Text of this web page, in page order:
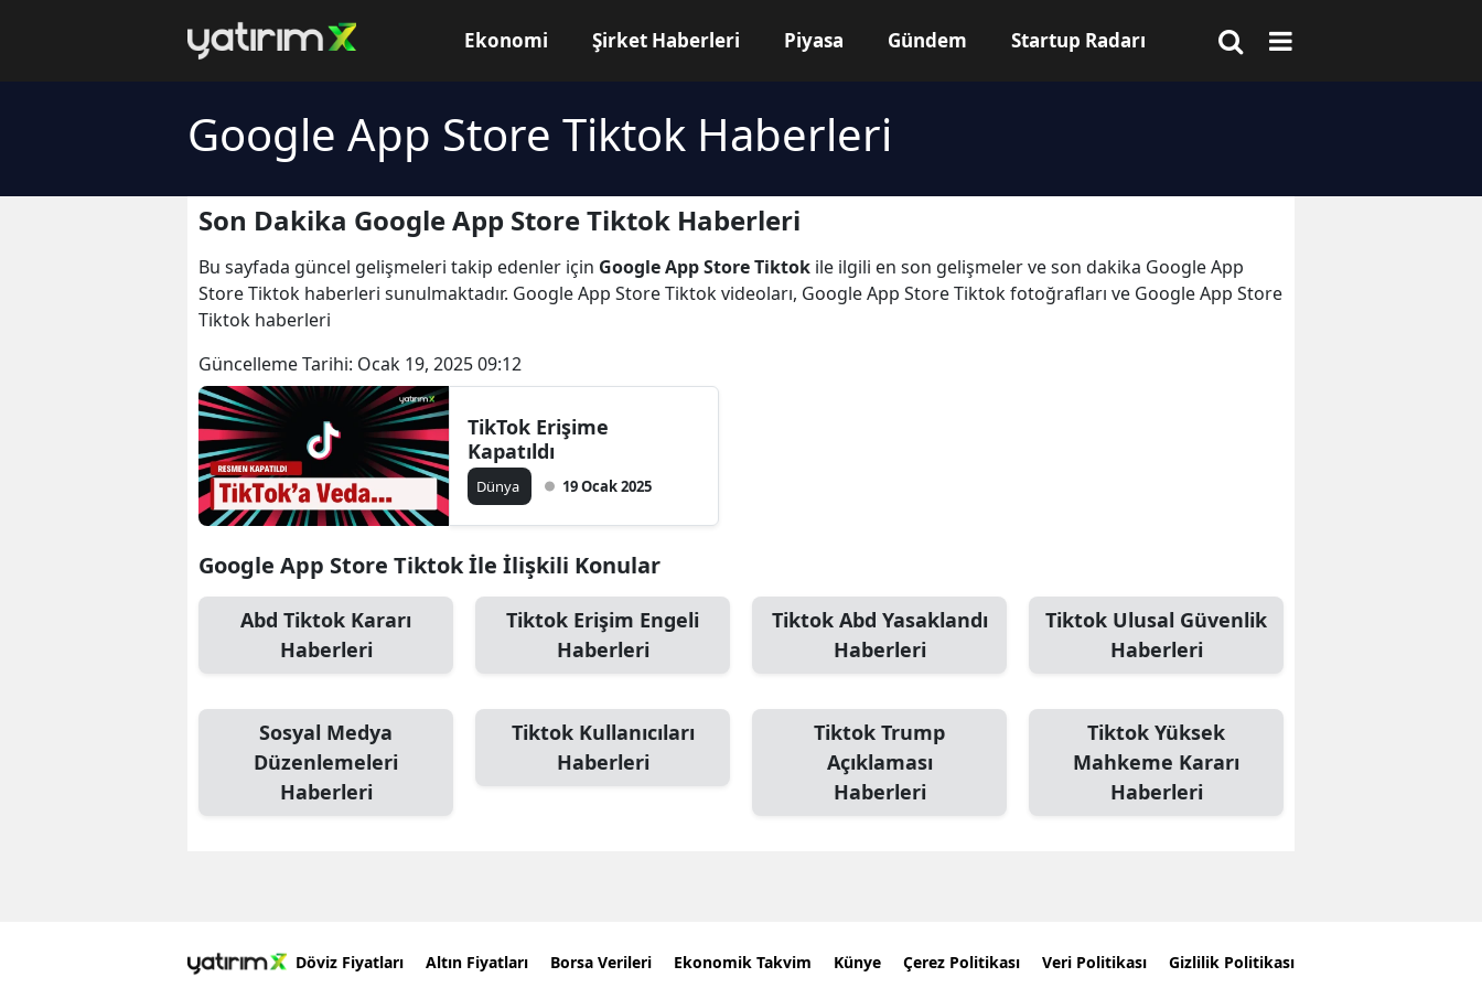
Ekonomi Şirket Haberleri Piyasa Gündem Startup Radarı
Google App Store Tiktok Haberleri
Son Dakika Google App Store Tiktok Haberleri
Bu sayfada güncel gelişmeleri takip edenler için Google App Store Tiktok ile ilgili en son gelişmeler ve son dakika Google App
Store Tiktok haberleri sunulmaktadır. Google App Store Tiktok videoları, Google App Store Tiktok fotoğrafları ve Google App Store
Tiktok haberleri
Güncelleme Tarihi: Ocak 19, 2025 09:12
TikTok Erişime
Kapatıldı
Dünya 19 Ocak 2025
Google App Store Tiktok İle İlişkili Konular
Abd Tiktok Kararı
Haberleri
Tiktok Erişim Engeli
Haberleri
Tiktok Abd Yasaklandı
Haberleri
Tiktok Ulusal Güvenlik
Haberleri
Sosyal Medya
Düzenlemeleri
Haberleri
Tiktok Kullanıcıları
Haberleri
Tiktok Trump
Açıklaması
Haberleri
Tiktok Yüksek
Mahkeme Kararı
Haberleri
Döviz Fiyatları Altın Fiyatları Borsa Verileri Ekonomik Takvim Künye Çerez Politikası Veri Politikası Gizlilik Politikası